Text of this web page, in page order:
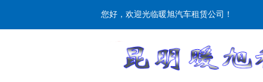
您好，欢迎光临暖旭汽车租赁公司！